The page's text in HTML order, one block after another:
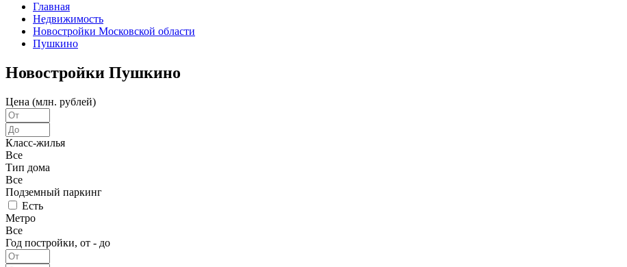
Главная
Недвижимость
Новостройки Московской области
Пушкино
Новостройки Пушкино
Цена (млн. рублей)
Класс-жилья
Все
Тип дома
Все
Подземный паркинг
Есть
Метро
Все
Год постройки, от - до